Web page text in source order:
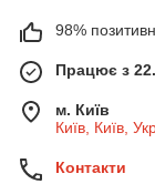
98%
Працює з
м. Київ
Київ, Київ,
Контакти